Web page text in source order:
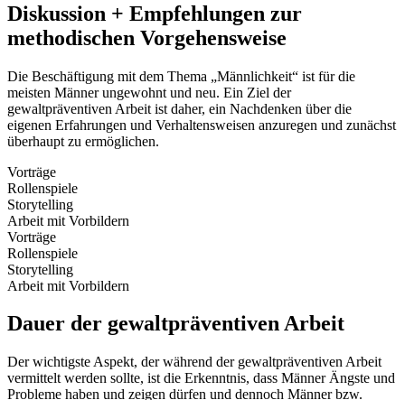
Diskussion + Empfehlungen zur
methodischen Vorgehensweise
Die Beschäftigung mit dem Thema „Männlichkeit“ ist für die
meisten Männer ungewohnt und neu. Ein Ziel der
gewaltpräventiven Arbeit ist daher, ein Nachdenken über die
eigenen Erfahrungen und Verhaltensweisen anzuregen und zunächst
überhaupt zu ermöglichen.
Vorträge
Rollenspiele
Storytelling
Arbeit mit Vorbildern
Vorträge
Rollenspiele
Storytelling
Arbeit mit Vorbildern
Dauer der gewaltpräventiven Arbeit
Der wichtigste Aspekt, der während der gewaltpräventiven Arbeit
vermittelt werden sollte, ist die Erkenntnis, dass Männer Ängste und
Probleme haben und zeigen dürfen und dennoch Männer bzw.